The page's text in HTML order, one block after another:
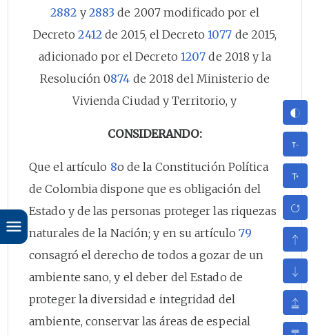
2882 y 2883 de 2007 modificado por el
Decreto2412de 2015, el Decreto 1077 de 2015,
adicionado por el Decreto 1207 de 2018 y la
Resolución 0874 de 2018 del Ministerio de
Vivienda Ciudad y Territorio, y
CONSIDERANDO:
Que el artículo 8o de la Constitución Política
de Colombia dispone que es obligación del
Estado y de las personas proteger las riquezas
naturales de la Nación; y en su artículo79
consagró el derecho de todos a gozar de un
ambiente sano, y el deber del Estado de
proteger la diversidad e integridad del
ambiente, conservar las áreas de especial